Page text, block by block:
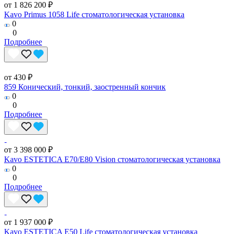
от 1 826 200 ₽
Kavo Primus 1058 Life стоматологическая установка
0
0
Подробнее
от 430 ₽
859 Конический, тонкий, заостренный кончик
0
0
Подробнее
от 3 398 000 ₽
Kavo ESTETICA E70/E80 Vision стоматологическая установка
0
0
Подробнее
от 1 937 000 ₽
Kavo ESTETICA E50 Life стоматологическая установка